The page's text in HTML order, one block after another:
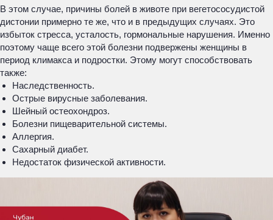
В этом случае, причины болей в животе при вегетососудистой
дистонии примерно те же, что и в предыдущих случаях. Это
избыток стресса, усталость, гормональные нарушения. Именно
поэтому чаще всего этой болезни подвержены женщины в
период климакса и подростки. Этому могут способствовать
также:
Наследственность.
Острые вирусные заболевания.
Шейный остеохондроз.
Болезни пищеварительной системы.
Аллергия.
Сахарный диабет.
Недостаток физической активности.